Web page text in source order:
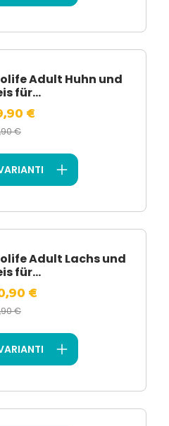
Adult Huhn und
für...
€
€
Adult Lachs und
für...
€
€